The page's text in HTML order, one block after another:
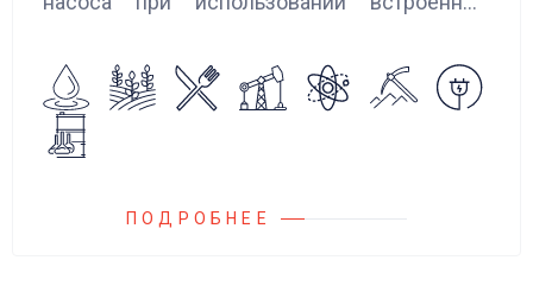
Блок управления Ареоматик совместим с
любыми насосами российских и
иностранных производителей.
ПОДРОБНЕЕ